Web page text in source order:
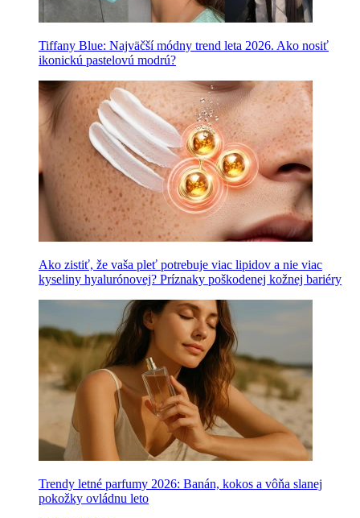
Tiffany Blue: Najväčší módny trend leta 2026. Ako nosiť
ikonickú pastelovú modrú?
Ako zistiť, že vaša pleť potrebuje viac lipidov a nie viac
kyseliny hyalurónovej? Príznaky poškodenej kožnej bariéry
Trendy letné parfumy 2026: Banán, kokos a vôňa slanej
pokožky ovládnu leto